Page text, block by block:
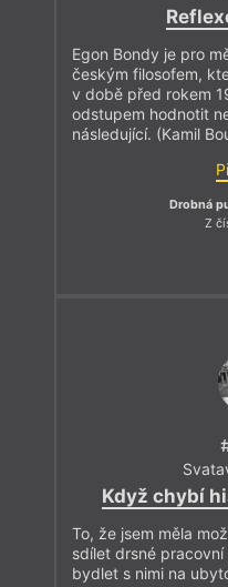
Egon Bondy je pro
českým filosofem,
v době před rokem
odstupem hodnotit
následující. (Kamil
Drobná
Z
Když chybí
To, že jsem měla
sdílet drsné
bydlet s nimi na